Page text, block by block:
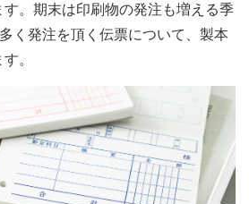
。期末は印刷物の発注も増える季
く発注を頂く伝票について、製本
。